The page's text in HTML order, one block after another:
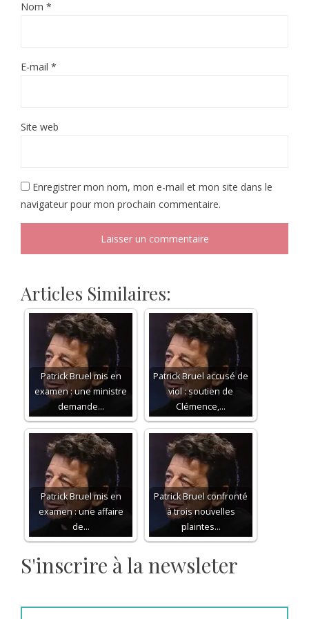
Nom *
E-mail *
Site web
Enregistrer mon nom, mon e-mail et mon site dans le
navigateur pour mon prochain commentaire.
Articles Similaires:
Patrick Bruel mis en
examen : une ministre
demande…
Patrick Bruel accusé de
viol : soutien de
Clémence,…
Patrick Bruel mis en
examen : une affaire
de…
Patrick Bruel confronté
à trois nouvelles
plaintes…
S'inscrire à la newsleter